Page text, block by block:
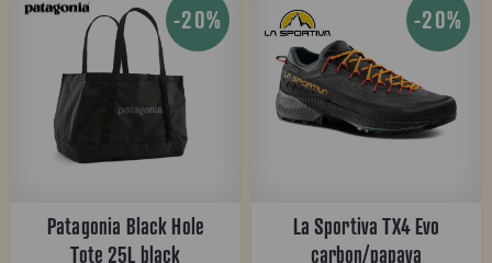
-20%
Patagonia Black Hole
Tote 25L black
-20%
La Sportiva TX4 Evo
carbon/papaya